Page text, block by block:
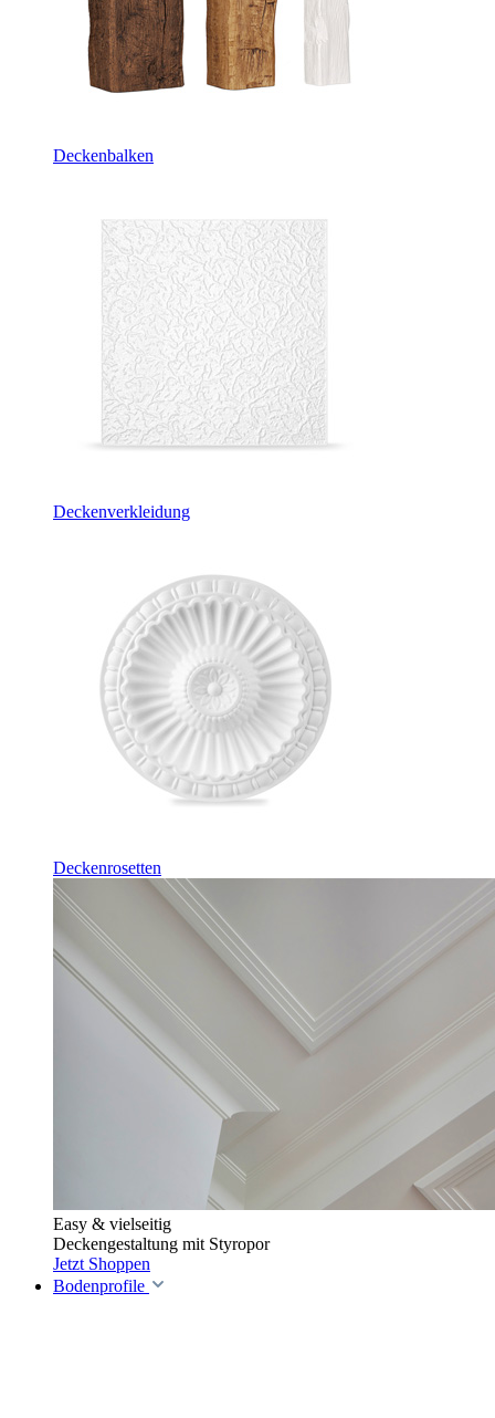
Deckenbalken
Deckenverkleidung
Deckenrosetten
Easy & vielseitig
Deckengestaltung mit Styropor
Jetzt Shoppen
Bodenprofile